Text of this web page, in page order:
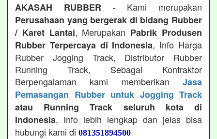
AKASAH RUBBER - Kami merupakan
Perusahaan yang bergerak di bidang Rubber
/ Karet Lantai, Merupakan Pabrik Produsen
Rubber Terpercaya di Indonesia, Info Harga
Rubber Jogging Track, Distributor Rubber
Running Track, Sebagai Kontraktor
Berpengalaman kami memberikan Jasa
Pemasangan Rubber untuk Jogging Track
atau Running Track seluruh kota di
Indonesia, Info lebih lengkap dan jelas bisa
hubungi kami di 081351894500